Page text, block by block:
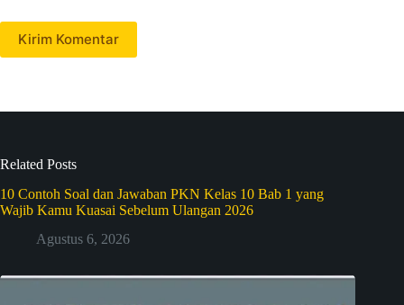
Kirim Komentar
Related Posts
10 Contoh Soal dan Jawaban PKN Kelas 10 Bab 1 yang
Wajib Kamu Kuasai Sebelum Ulangan 2026
Agustus 6, 2026